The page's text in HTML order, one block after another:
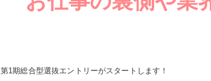
第1期総合型選抜エントリーがスタートします！